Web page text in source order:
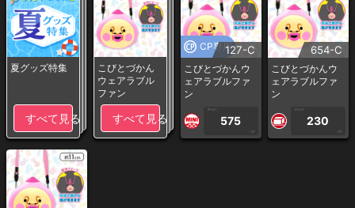
夏グッズ特集
すべて見る
こびとづかん
ウェアラブル
ファン
すべて見る
CP専用127-C
こびとづかんウ
ェアラブルファ
ン
1PLAY
575
CP
654-C
こびとづかんウ
ェアラブルファ
ン
1PLAY
230
CP